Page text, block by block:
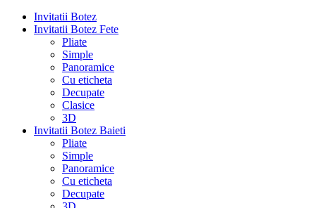
Invitatii Botez
Invitatii Botez Fete
Pliate
Simple
Panoramice
Cu eticheta
Decupate
Clasice
3D
Invitatii Botez Baieti
Pliate
Simple
Panoramice
Cu eticheta
Decupate